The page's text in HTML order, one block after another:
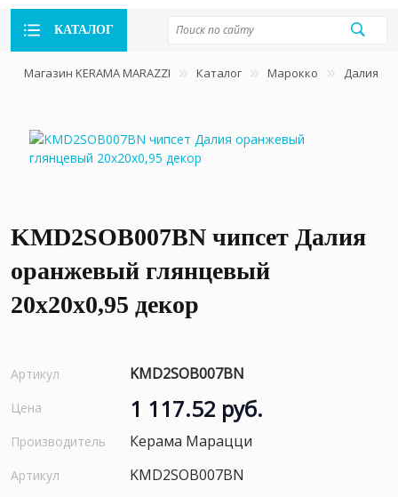
КАТАЛОГ
Магазин KERAMA MARAZZI Каталог Марокко Далия
KMD2SOB007BN чипсет Далия
оранжевый глянцевый
20x20x0,95 декор
Артикул KMD2SOB007BN
Цена 1 117.52 руб.
Производитель Керама Марацци
Артикул KMD2SOB007BN